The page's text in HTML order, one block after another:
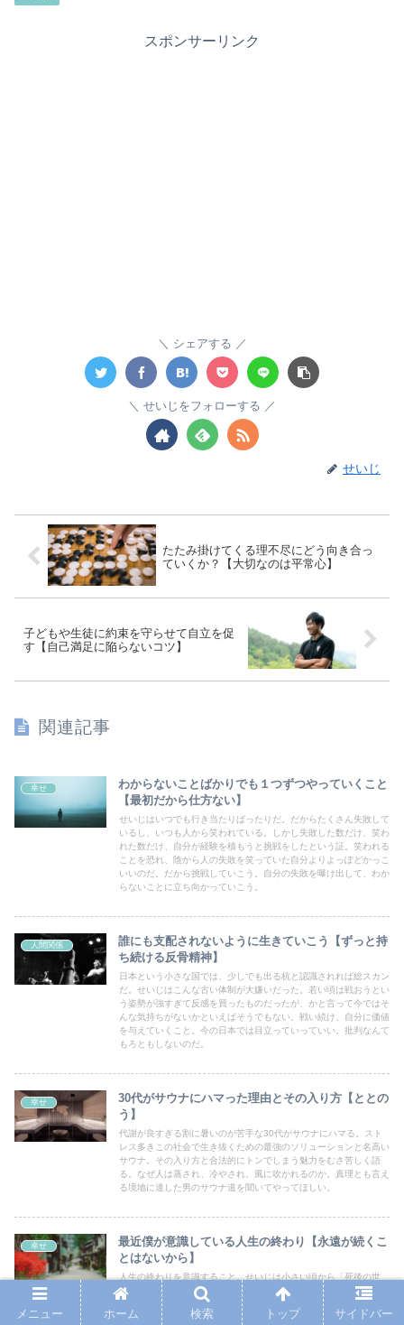
スポンサーリンク
シェアする
せいじをフォローする
せいじ
たたみ掛けてくる理不尽にどう向き合っ
ていくか？【大切なのは平常心】
子どもや生徒に約束を守らせて自立を促
す【自己満足に陥らないコツ】
関連記事
幸せ
わからないことばかりでも１つずつやっていくこと
【最初だから仕方ない】
せいじはいつでも行き当たりばったりだ。だからたくさん失敗して
いるし、いつも人から笑われている。しかし失敗した数だけ、笑わ
れた数だけ、自分が経験を積もうと挑戦をしたという証。笑われる
ことを恐れ、陰から人の失敗を笑っていた自分よりよっぽどかっこ
いいのだ。だから挑戦していこう。自分の失敗を曝け出して、わか
らないことに立ち向かっていこう。
人間関係
誰にも支配されないように生きていこう【ずっと持
ち続ける反骨精神】
日本という小さな国では、少しでも出る杭と認識されれば総スカン
だ。せいじはこんな古い体制が大嫌いだった。若い頃は戦おうとい
う姿勢が強すぎて反感を買ったものだったが、かと言って今ではそ
んな気持ちがないかといえばそうでもない。戦い続け、自分に価値
を与えていくこと。今の日本では目立っていっていい。批判なんて
もろともしないのだ。
幸せ
30代がサウナにハマった理由とその入り方【ととの
う】
代謝が良すぎる割に暑いのが苦手な30代がサウナにハマる。スト
レス多きこの社会で生き抜くための最強のソリューションと名高い
サウナ。その入り方と合法的にトンでしまう魅力をむさ苦しく語
る。なぜ人は蒸され、冷やされ、風に吹かれるのか。真理とも言え
る境地に達した男のサウナ道を聞いてやってほしい。
幸せ
最近僕が意識している人生の終わり【永遠が続くこ
とはないから】
人生の終わりを意識すること。せいじは小さい頃から「死後の世
界」を想像して泣いていたものだった。しかし今は、30代も後半
になって「どうやって最期を迎えるか？」というところまで考える
ようになっている。若い頃はガムシャラでいいし、子育てや仕事に
メニュー ホーム 検索 トップ サイドバー